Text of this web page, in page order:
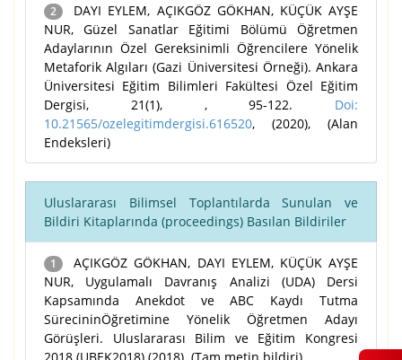
2
DAYI EYLEM, AÇIKGÖZ GÖKHAN, KÜÇÜK AYŞE
NUR, Güzel Sanatlar Eğitimi Bölümü Öğretmen
Adaylarının Özel Gereksinimli Öğrencilere Yönelik
Metaforik Algıları (Gazi Üniversitesi Örneği). Ankara
Üniversitesi Eğitim Bilimleri Fakültesi Özel Eğitim
Dergisi, 21(1), , 95-122. Doi:
10.21565/ozelegitimdergisi.616520, (2020), (Alan
Endeksleri)
Uluslararası Bilimsel Toplantılarda Sunulan ve
Bildiri Kitaplarında (proceedings) Basılan Bildiriler
1
AÇIKGÖZ GÖKHAN, DAYI EYLEM, KÜÇÜK AYŞE
NUR, Uygulamalı Davranış Analizi (UDA) Dersi
Kapsamında Anekdot ve ABC Kaydı Tutma
SürecininÖğretimine Yönelik Öğretmen Adayı
Görüşleri. Uluslararası Bilim ve Eğitim Kongresi